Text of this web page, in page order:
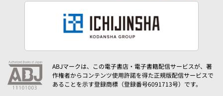
ABJマークは、この電子書店・電子書籍配信サービスが、著
作権者からコンテンツ使用許諾を得た正規版配信サービスで
あることを示す登録商標（登録番号6091713号）です。